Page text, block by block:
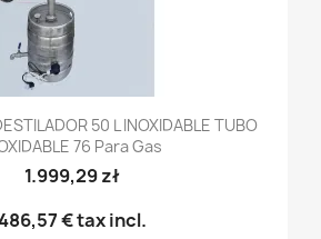
50 L INOXIDABLE TUBO
76 Para Gas
1.999,29 zł
€tax incl.